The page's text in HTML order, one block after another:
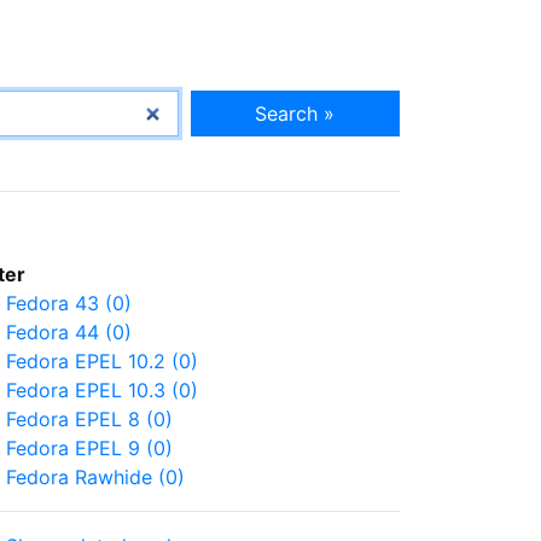
Search »
Fedora 43 (0)
Fedora 44 (0)
Fedora EPEL 10.2 (0)
Fedora EPEL 10.3 (0)
Fedora EPEL 8 (0)
Fedora EPEL 9 (0)
Fedora Rawhide (0)